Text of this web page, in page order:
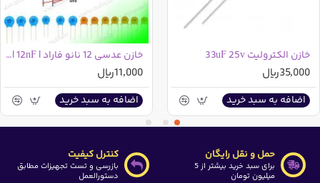
خازن الکترولیت 33uF 25v
35,000ریال
اضافه به سبد خرید
خازن عدسی 12 نانو فاراد | 12nF | کد 123
11,000ریال
اضافه به سبد خرید
حمل و نقل رایگان
برای سبد خرید بیشتر از 5
میلیون تومان
کنترل کیفیت
بازرسی و تست تجهیزات مطابق
دستورالعمل